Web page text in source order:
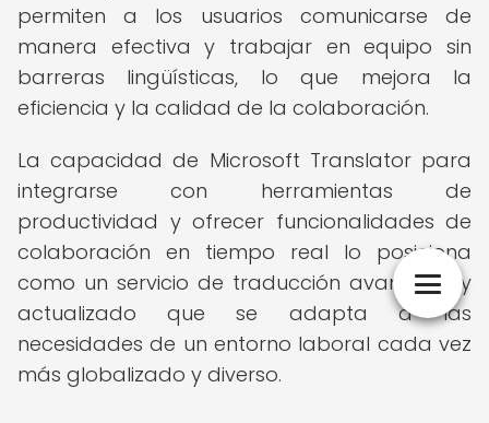
permiten a los usuarios comunicarse de
manera efectiva y trabajar en equipo sin
barreras lingüísticas, lo que mejora la
eficiencia y la calidad de la colaboración.
La capacidad de Microsoft Translator para
integrarse con herramientas de
productividad y ofrecer funcionalidades de
colaboración en tiempo real lo posiciona
como un servicio de traducción avanzado y
actualizado que se adapta a las
necesidades de un entorno laboral cada vez
más globalizado y diverso.